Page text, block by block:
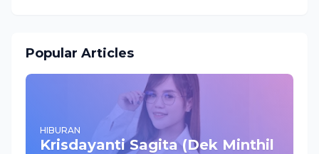
Popular Articles
HIBURAN
Krisdayanti Sagita (Dek Minthil